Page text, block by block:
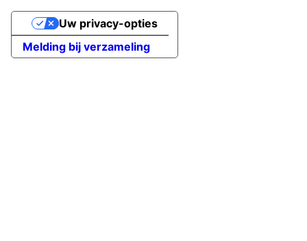
Melding bij verzameling
Uw privacy-opties